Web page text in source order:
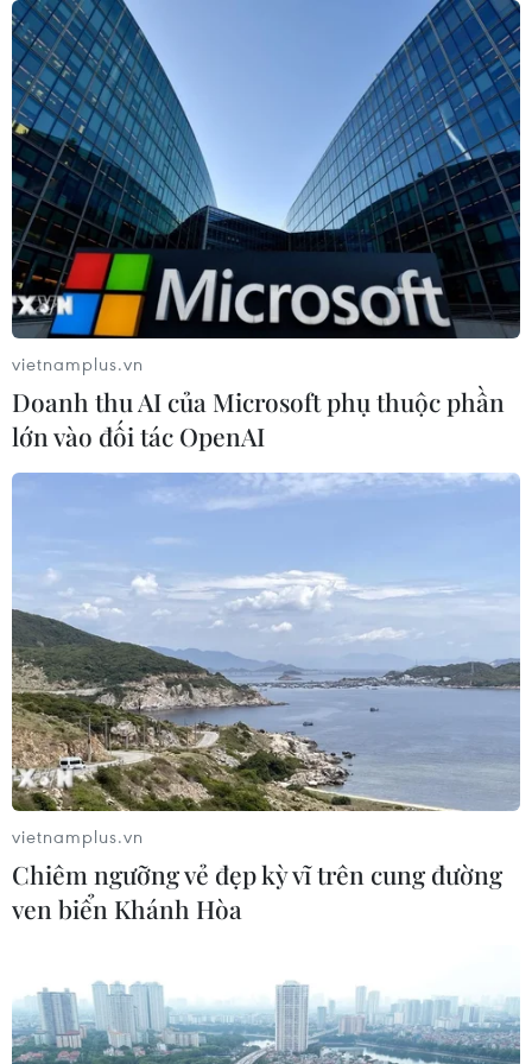
28/07/2026 04:37
Panama cảnh báo ổ dịch hô hấp lạ
sau 6 ca tử vong liên tiếp
28/07/2026 01:50
Nắng nóng khốc liệt tại Mỹ và Hàn
Quốc đe dọa sức khỏe cộng đồng
27/07/2026 23:07
Số ca nhiễm virus Tây sông Nile gia
tăng khắp châu Âu
Số ca mắc sởi tại Mỹ lập đỉnh 30 năm
do tỷ lệ tiêm chủng giảm
24/07/2026 23:59
Mỹ điều tra một đợt bùng phát bệnh
tả do ký sinh trùng cyclospora
Mỹ thu hồi gần 1,6 triệu quả trứng do
24/07/2026 05:34
vietnamplus.vn
Doanh thu AI của Microsoft phụ thuộc phần
lớn vào đối tác OpenAI
vietnamplus.vn
Chiêm ngưỡng vẻ đẹp kỳ vĩ trên cung đường
ven biển Khánh Hòa